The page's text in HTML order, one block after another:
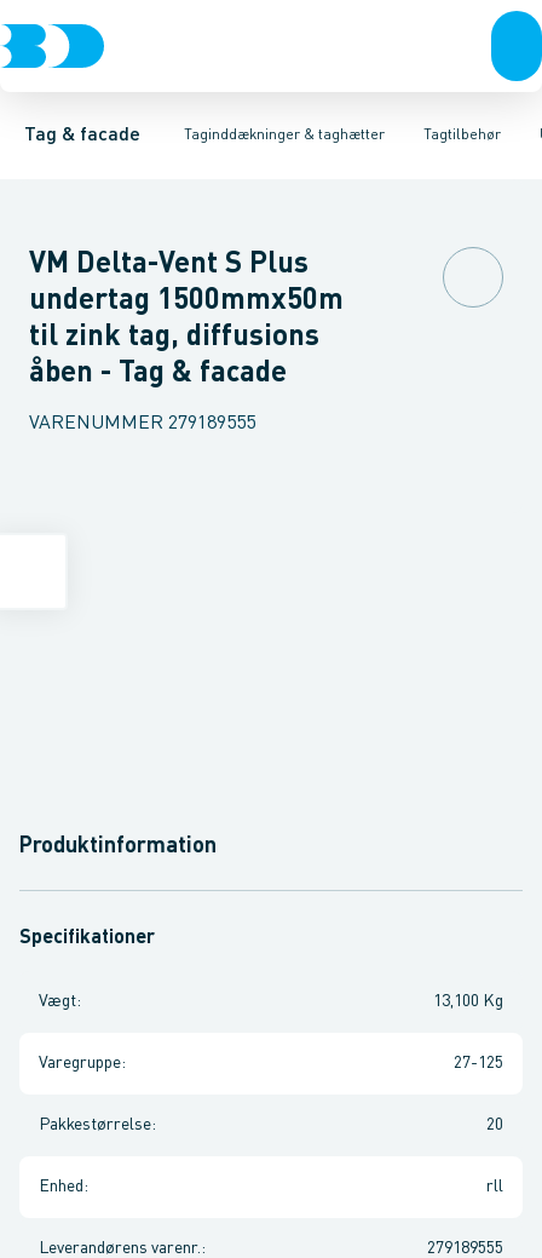
Tag & facade Taginddækninger & taghætter
TagrenderPlader, coils & skiferTaginddækninger & taghætter
Tagtilbehør
Taginddækninger & gennemføringerTaghætter Tagtilbehør
LoddetinLoddevand Lim & fugemasserSneskinneTagtætnings
VM Delta-Vent S Plus
undertag 1500mmx50m
til zink tag, diffusions
åben - Tag & facade
VARENUMMER 279189555
Produktinformation
Specifikationer
Vægt: 13,100 Kg
Varegruppe: 27-125
Pakkestørrelse: 20
Enhed : rll
Leverandørens varenr. : 279189555